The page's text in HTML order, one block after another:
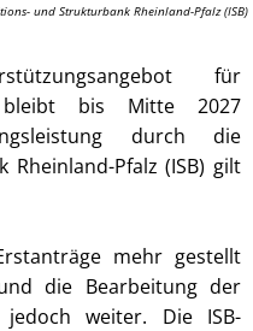
und Strukturbank Rheinland-Pfalz (ISB)
für
bis Mitte 2027
durch die
Pfalz (ISB) gilt
mehr gestellt
die Bearbeitung der
weiter. Die ISB-